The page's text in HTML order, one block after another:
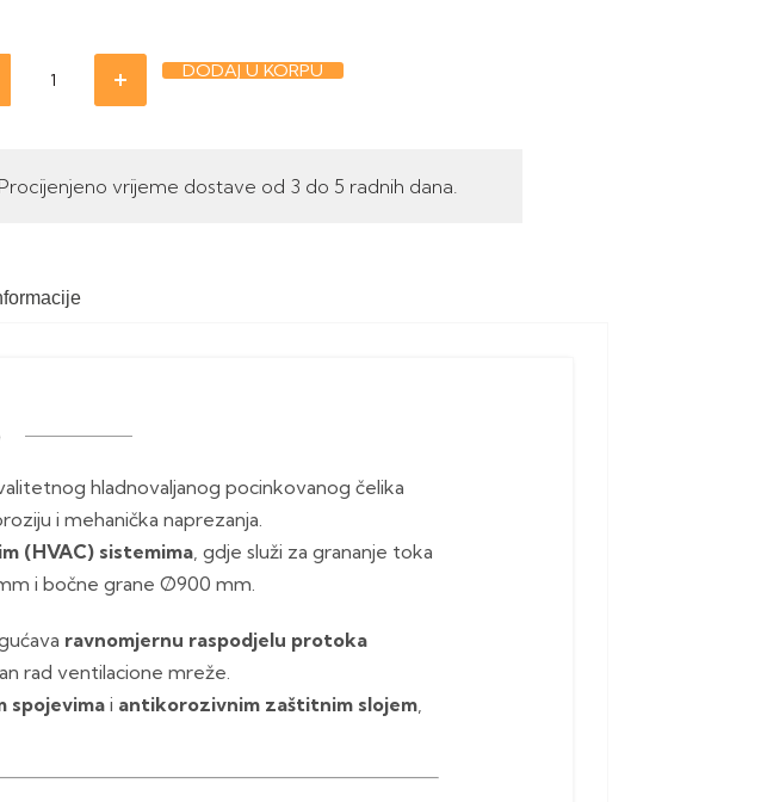
DODAJ U KORPU
Procijenjeno vrijeme dostave od 3 do 5 radnih dana.
hladnovaljanog pocinkovanog čelika
i mehanička naprezanja.
(HVAC) sistemima, gdje služi za grananje toka
i bočne grane Ø900 mm.
ravnomjernu raspodjelu protoka
rad ventilacione mreže.
spojevimai antikorozivnim zaštitnim slojem,